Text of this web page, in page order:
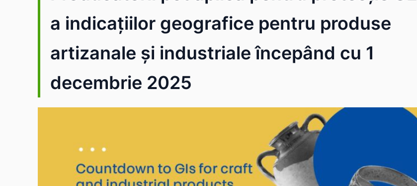
a indicațiilor geografice pentru produse
artizanale și industriale începând cu 1
decembrie 2025